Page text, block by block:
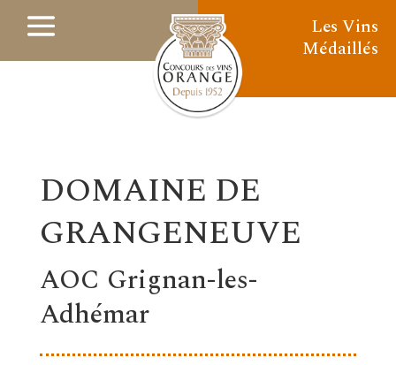
Les Vins
Médaillés
DOMAINE DE
GRANGENEUVE
AOC Grignan-les-
Adhémar